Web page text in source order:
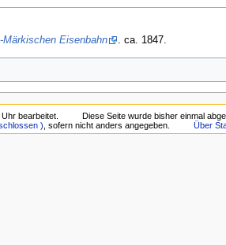
Eisenbahn . ca. 1847.
bearbeitet. Diese Seite wurde bisher einmal
), sofern nicht anders angegeben. Über